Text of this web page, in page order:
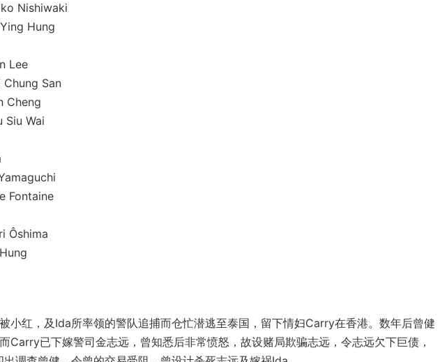
Hung
San
Wai
红，及Ida所率领的警队追捕而仓忙潜逃至泰国，留下情妇Carry在香港。数年后曾健
Carry已下嫁警司金志远，曾知悉后非常愤怒，故设赌局欺骗志远，令志远欠下巨债，